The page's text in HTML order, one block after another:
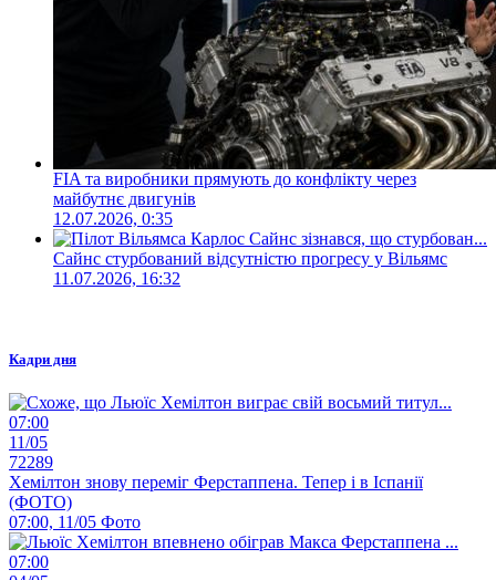
FIA та виробники прямують до конфлікту через
майбутнє двигунів
12.07.2026, 0:35
Сайнс стурбований відсутністю прогресу у Вільямс
11.07.2026, 16:32
Кадри дня
07:00
11/05
72289
Хемілтон знову переміг Ферстаппена. Тепер і в Іспанії
(ФОТО)
07:00, 11/05 Фото
07:00